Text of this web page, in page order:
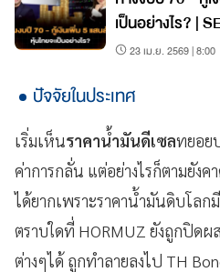
เป็นอย่างไร? |
23 เม.ย. 2569 | 8:00
ปัจจัยในประเทศ
เริ่มเห็นราคาน้ำมันดีเซลทยอย
ค่าการกลั่น แต่อย่างไรก็ตามยัง
ได้ยากเพราะราคาน้ำมันดิบโลก
ตราบใดที่ HORMUZ ยังถูกปิดผ
ต่างๆได้ ถูกทำลายลงไป TH